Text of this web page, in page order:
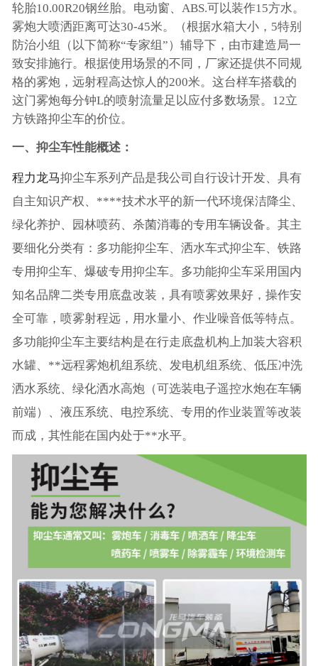
轮胎10.00R20钢丝胎。电动窗、ABS.可以装作15方水。
雾炮大喷洒距离可达30-45米。（根据水箱大小，5特别
防治小组（以下简称“专家组”）辅导下，由市建造局一
致安排施行。根据使用场景的不同，厂家还提供不同规
格的雾炮，远射程高达惊人的200米。这台样车搭载的
这门雾炮每分钟L的喷射流量足以应付多数场景。12立
方铁路抑尘车的价位。
一、抑尘车性能概述：
程力龙马抑尘车系列产品是我公司自行设计开发、具有
自主知识产权、****技术水平的新一代环境保洁降尘、
绿化养护、园林喷药、杀菌消毒的专用车辆设备。其主
要细化分类有：多功能抑尘车、洒水车式抑尘车、铁路
专用抑尘车、爆破专用抑尘车。多功能抑尘车采用国内
知名品牌二类专用底盘改装，具有喷雾效果好，操作安
全可靠，喷雾射程远，用水量小、作业噪音低等特点。
多功能抑尘车主要结构是在行走底盘机构上加装大容积
水罐、**远程雾炮机组系统、发电机组系统、低压冲洗
洒水系统、绿化洒水高炮（可选装电子遥控水炮在车辆
前端）、液压系统、电控系统、专用的作业装置等改装
而成，其性能在国内处于**水平。